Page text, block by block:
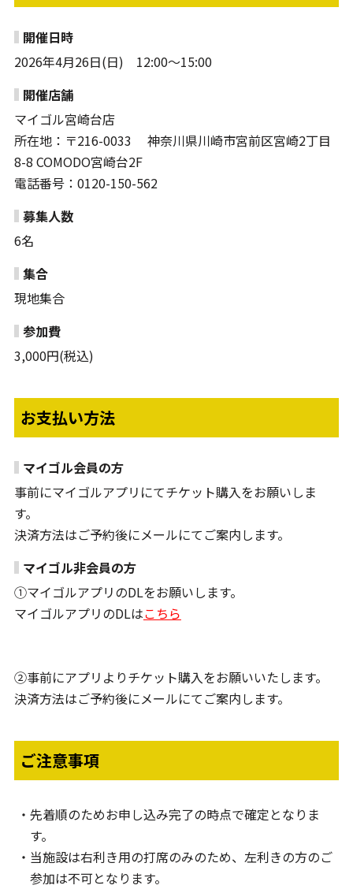
開催日時
2026年4月26日(日) 12:00～15:00
開催店舗
マイゴル宮崎台店
所在地：〒216-0033 神奈川県川崎市宮前区宮崎2丁目
8-8 COMODO宮崎台2F
電話番号：0120-150-562
募集人数
6名
集合
現地集合
参加費
3,000円(税込)
お支払い方法
マイゴル会員の方
事前にマイゴルアプリにてチケット購入をお願いしま
す。
決済方法はご予約後にメールにてご案内します。
マイゴル非会員の方
①マイゴルアプリのDLをお願いします。
マイゴルアプリのDLはこちら
②事前にアプリよりチケット購入をお願いいたします。
決済方法はご予約後にメールにてご案内します。
ご注意事項
先着順のためお申し込み完了の時点で確定となりま
す。
当施設は右利き用の打席のみのため、左利きの方のご
参加は不可となります。